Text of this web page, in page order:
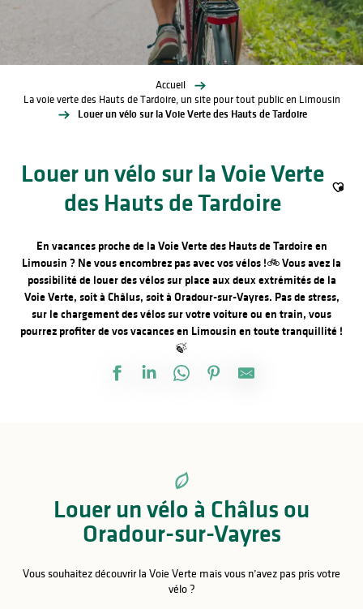
Accueil
La voie verte des Hauts de Tardoire, un site pour tout public en Limousin
Louer un vélo sur la Voie Verte des Hauts de Tardoire
Louer un vélo sur la Voie Verte
des Hauts de Tardoire
En vacances proche de la Voie Verte des Hauts de Tardoire en
Limousin ? Ne vous encombrez pas avec vos vélos !🚲Vous avez la
possibilité de louer des vélos sur place aux deux extrémités de la
Voie Verte, soit à Châlus, soit à Oradour-sur-Vayres. Pas de stress,
sur le chargement des vélos sur votre voiture ou en train, vous
pourrez profiter de vos vacances en Limousin en toute tranquillité !
🍃
Louer un vélo à Châlus ou
Oradour-sur-Vayres
Vous souhaitez découvrir la Voie Verte mais vous n’avez pas pris votre
vélo ?